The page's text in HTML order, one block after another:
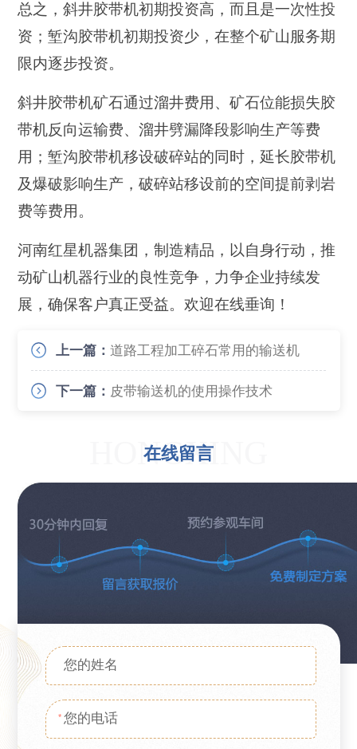
总之，斜井胶带机初期投资高，而且是一次性投
资；堑沟胶带机初期投资少，在整个矿山服务期
限内逐步投资。
斜井胶带机矿石通过溜井费用、矿石位能损失胶
带机反向运输费、溜井劈漏降段影响生产等费
用；堑沟胶带机移设破碎站的同时，延长胶带机
及爆破影响生产，破碎站移设前的空间提前剥岩
费等费用。
河南红星机器集团，制造精品，以自身行动，推
动矿山机器行业的良性竞争，力争企业持续发
展，确保客户真正受益。欢迎在线垂询！
上一篇：道路工程加工碎石常用的输送机
下一篇： 皮带输送机的使用操作技术
在线留言
HONGXING
*